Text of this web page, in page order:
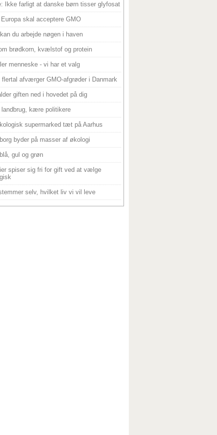
Ikke farligt at danske børn tisser glyfosat
skal acceptere GMO
du arbejde nøgen i haven
brødkorn, kvælstof og protein
menneske - vi har et valg
flertal afværger GMO-afgrøder i Danmark
giften ned i hovedet på dig
kære politikere
supermarked tæt på Aarhus
byder på masser af økologi
gul og grøn
spiser sig fri for gift ved at vælge
selv, hvilket liv vi vil leve